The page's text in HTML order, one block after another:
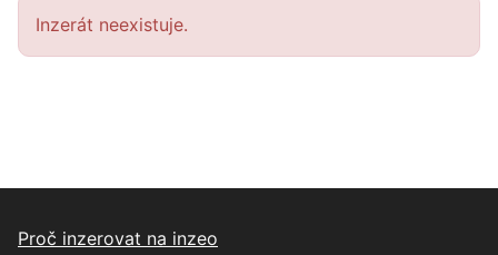
Inzerát neexistuje.
Proč inzerovat na inzeo